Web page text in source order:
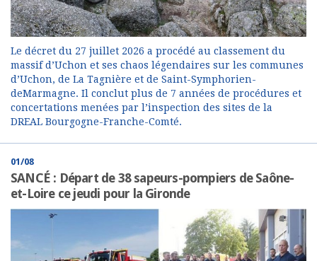
Le décret du 27 juillet 2026 a procédé au classement du
massif d’Uchon et ses chaos légendaires sur les communes
d’Uchon, de La Tagnière et de Saint-Symphorien-
deMarmagne. Il conclut plus de 7 années de procédures et
concertations menées par l’inspection des sites de la
DREAL Bourgogne-Franche-Comté.
01/08
SANCÉ : Départ de 38 sapeurs-pompiers de Saône-
et-Loire ce jeudi pour la Gironde